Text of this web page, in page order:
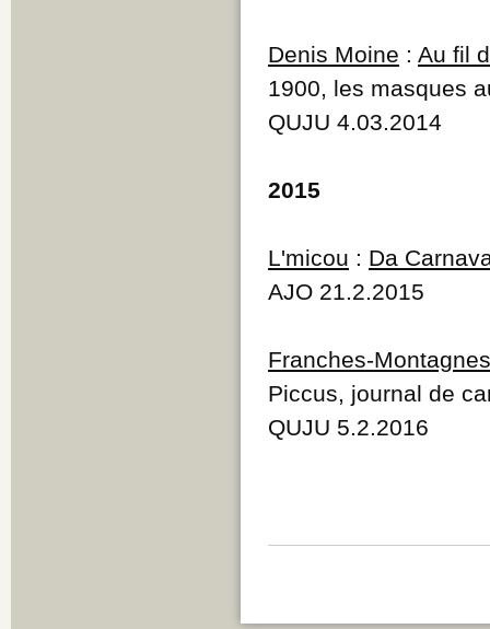
Denis Moine : Au fil
1900, les masques
QUJU 4.03.2014
2015
L'micou : Da
AJO 21.2.2015
Franches-Montagnes
Piccus, journal de
QUJU 5.2.2016